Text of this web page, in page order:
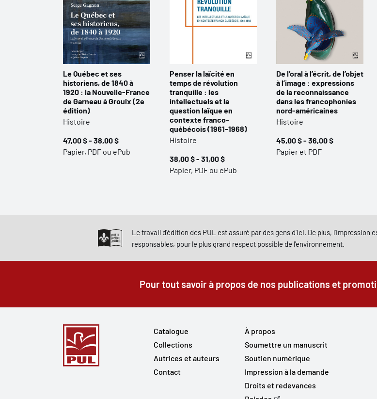
Le Québec et ses
historiens, de 1840 à
1920 : la Nouvelle-France
de Garneau à Groulx (2e
édition)
Histoire
47,00 $ - 38,00 $
Papier, PDF ou ePub
Penser la laïcité en
temps de révolution
tranquille : les
intellectuels et la
question laïque en
contexte franco-
québécois (1961-1968)
Histoire
38,00 $ - 31,00 $
Papier, PDF ou ePub
De l’oral à l’écrit, de l’objet
à l’image : expressions
de la reconnaissance
dans les francophonies
nord-américaines
Histoire
45,00 $ - 36,00 $
Papier et PDF
Le travail d'édition des PUL est assuré par des gens d'ici. De plus, l'impression
responsables, pour le plus grand respect possible de l'environnement.
Pour tout savoir à propos de nos publications et
Catalogue
Collections
Autrices et auteurs
Contact
À propos
Soumettre un manuscrit
Soutien numérique
Impression à la demande
Droits et redevances